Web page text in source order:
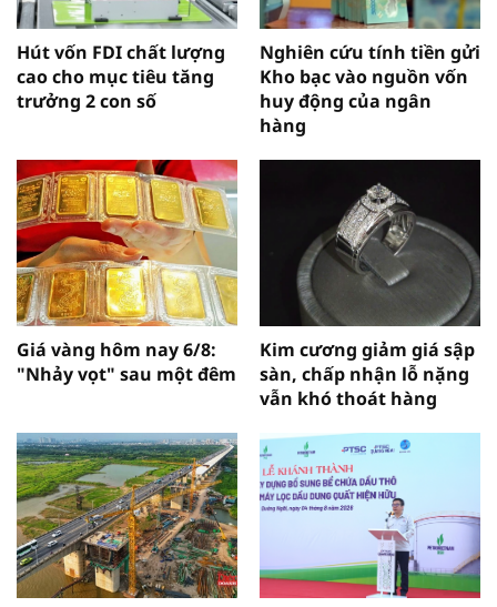
Hút vốn FDI chất lượng
cao cho mục tiêu tăng
trưởng 2 con số
Nghiên cứu tính tiền gửi
Kho bạc vào nguồn vốn
huy động của ngân
hàng
Giá vàng hôm nay 6/8:
"Nhảy vọt" sau một đêm
Kim cương giảm giá sập
sàn, chấp nhận lỗ nặng
vẫn khó thoát hàng